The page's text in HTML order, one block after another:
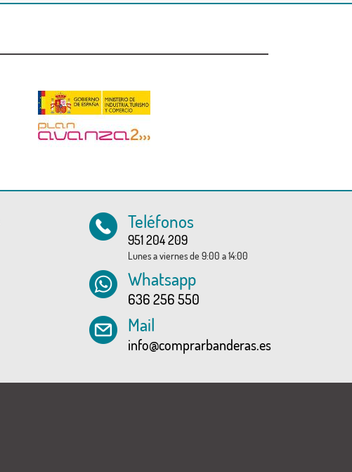
Teléfonos
951 204 209
Lunes a viernes de 9:00 a 14:00
Whatsapp
636 256 550
Mail
info@comprarbanderas.es